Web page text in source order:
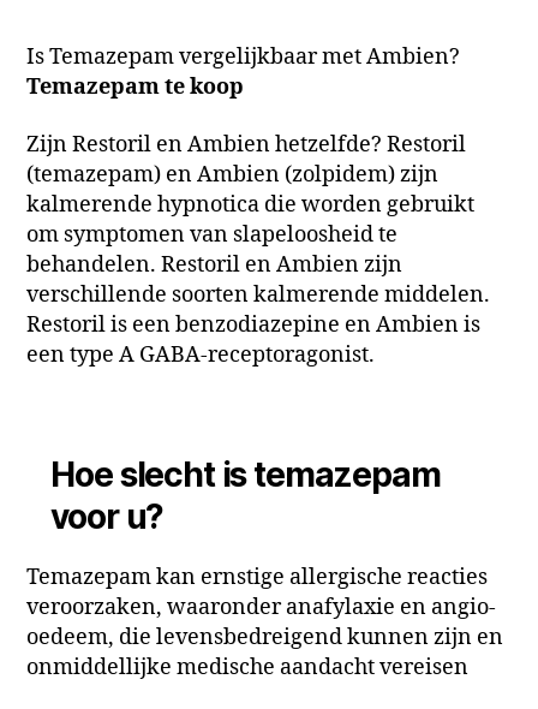
Is Temazepam vergelijkbaar met Ambien?
Temazepam te koop
Zijn Restoril en Ambien hetzelfde? Restoril
(temazepam) en Ambien (zolpidem) zijn
kalmerende hypnotica die worden gebruikt
om symptomen van slapeloosheid te
behandelen. Restoril en Ambien zijn
verschillende soorten kalmerende middelen.
Restoril is een benzodiazepine en Ambien is
een type A GABA-receptoragonist.
Hoe slecht is temazepam
voor u?
Temazepam kan ernstige allergische reacties
veroorzaken, waaronder anafylaxie en angio-
oedeem, die levensbedreigend kunnen zijn en
onmiddellijke medische aandacht vereisen